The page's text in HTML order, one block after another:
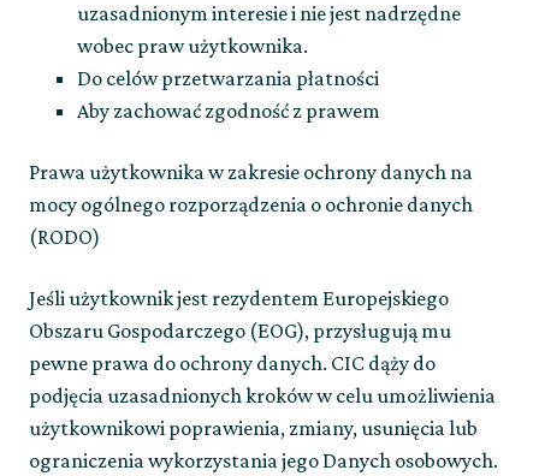
uzasadnionym interesie i nie jest nadrzędne
wobec praw użytkownika.
Do celów przetwarzania płatności
Aby zachować zgodność z prawem
Prawa użytkownika w zakresie ochrony danych na
mocy ogólnego rozporządzenia o ochronie danych
(RODO)
Jeśli użytkownik jest rezydentem Europejskiego
Obszaru Gospodarczego (EOG), przysługują mu
pewne prawa do ochrony danych. CIC dąży do
podjęcia uzasadnionych kroków w celu umożliwienia
użytkownikowi poprawienia, zmiany, usunięcia lub
ograniczenia wykorzystania jego Danych osobowych.